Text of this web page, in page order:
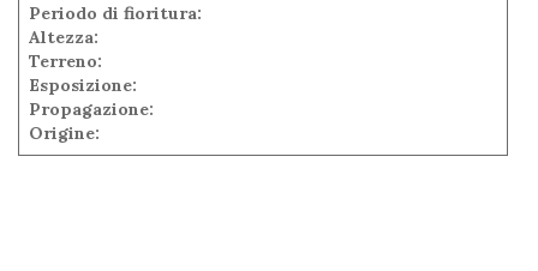
Periodo di fioritura:
Altezza:
Terreno:
Esposizione:
Propagazione:
Origine: